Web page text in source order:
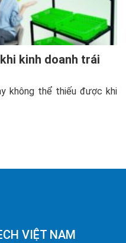
kinh doanh trái
không thể thiếu được khi
VIỆT NAM